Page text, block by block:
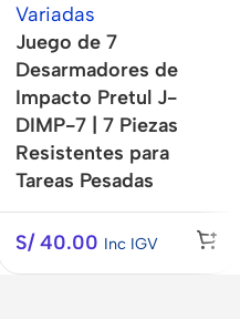
Variadas
Juego de 7
Desarmadores de
Impacto Pretul J-
DIMP-7 | 7 Piezas
Resistentes para
Tareas Pesadas
S/40.00 Inc IGV